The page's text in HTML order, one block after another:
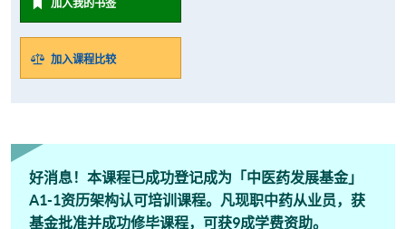
加入我的书签
加入课程比较
好消息！本课程已成功登记成为「中医药发展基金」
A1-1资历架构认可培训课程。凡现职中药从业员，获
基金批准并成功修毕课程，可获9成学费资助。